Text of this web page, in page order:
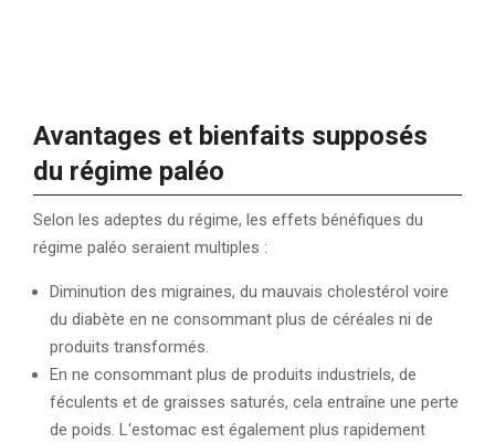
Avantages et bienfaits supposés
du régime paléo
Selon les adeptes du régime, les effets bénéfiques du
régime paléo seraient multiples :
Diminution des migraines, du mauvais cholestérol voire
du diabète en ne consommant plus de céréales ni de
produits transformés.
En ne consommant plus de produits industriels, de
féculents et de graisses saturés, cela entraîne une perte
de poids. L‘estomac est également plus rapidement